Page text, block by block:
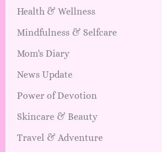
Health & Wellness
Mindfulness & Selfcare
Mom's Diary
News Update
Power of Devotion
Skincare & Beauty
Travel & Adventure